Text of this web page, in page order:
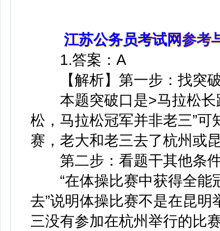
江苏公务员考试网参考
1.答案：A
【解析】第一步：找突
本题突破口是>马拉松长
松，马拉松冠军并非老三”
赛，老大和老三去了杭州或
第二步：看题干其他条
“在体操比赛中获得全能
去”说明体操比赛不是在昆明
三没有参加在杭州举行的比